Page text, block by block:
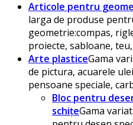
Articole pentru
larga de produse
geometrie:compas,
proiecte, sabloane,
Arte plasticeGama
de pictura, acuarele
pensoane speciale,
Bloc pentru
schițeGama